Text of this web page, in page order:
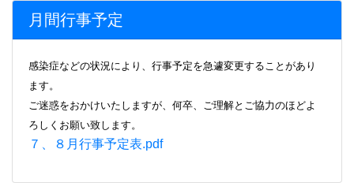
香川県立高松南高等学校
〒761-8084
高松市一宮町531番地
アクセスマップ
へのリンク
TEL：(087)885-1131
E-mail